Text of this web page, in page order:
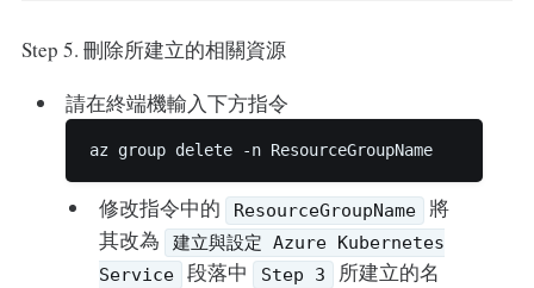
Step 5. 刪除所建立的相關資源
請在終端機輸入下方指令
修改指令中的 ResourceGroupName
將
其改為
建立與設定 Azure Kubernetes
Service
段落中 Step 3
所建立的名